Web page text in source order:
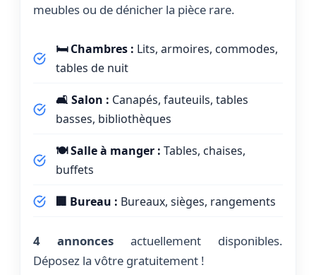
meubles ou de dénicher la pièce rare.
🛏️ Chambres : Lits, armoires, commodes,
tables de nuit
🛋️ Salon : Canapés, fauteuils, tables
basses, bibliothèques
🍽️ Salle à manger : Tables, chaises,
buffets
🏢 Bureau : Bureaux, sièges, rangements
4 annonces actuellement disponibles.
Déposez la vôtre gratuitement !